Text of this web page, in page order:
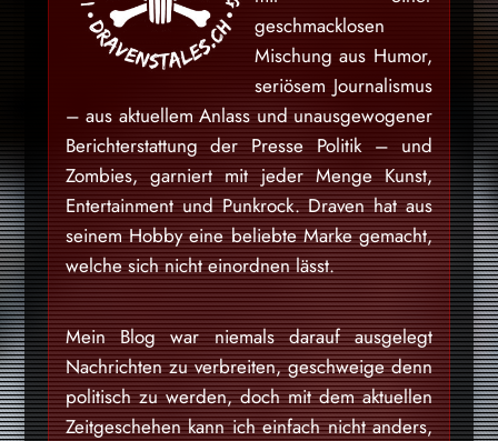
geschmacklosen
Mischung aus Humor,
seriösem Journalismus
– aus aktuellem Anlass und unausgewogener
Berichterstattung der Presse Politik – und
Zombies, garniert mit jeder Menge Kunst,
Entertainment und Punkrock. Draven hat aus
seinem Hobby eine beliebte Marke gemacht,
welche sich nicht einordnen lässt.
Mein Blog war niemals darauf ausgelegt
Nachrichten zu verbreiten, geschweige denn
politisch zu werden, doch mit dem aktuellen
Zeitgeschehen kann ich einfach nicht anders,